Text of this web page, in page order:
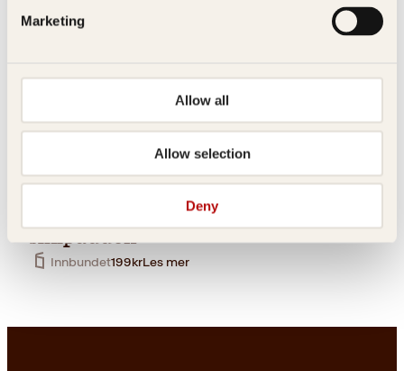
Marketing
Allow all
Allow selection
Deny
Anne B. Ragde
Innbundet199krLes mer
Før invasjonen